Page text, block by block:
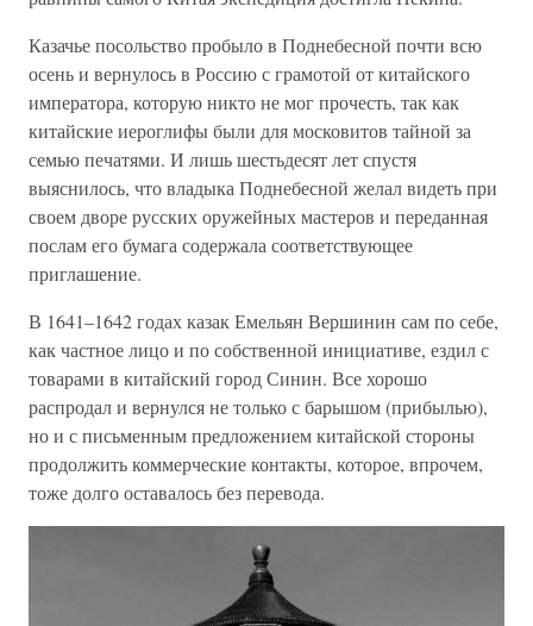
Казачье посольство пробыло в Поднебесной почти всю
осень и вернулось в Россию с грамотой от китайского
императора, которую никто не мог прочесть, так как
китайские иероглифы были для московитов тайной за
семью печатями. И лишь шестьдесят лет спустя
выяснилось, что владыка Поднебесной желал видеть при
своем дворе русских оружейных мастеров и переданная
послам его бумага содержала соответствующее
приглашение.
В 1641–1642 годах казак Емельян Вершинин сам по себе,
как частное лицо и по собственной инициативе, ездил с
товарами в китайский город Синин. Все хорошо
распродал и вернулся не только с барышом (прибылью),
но и с письменным предложением китайской стороны
продолжить коммерческие контакты, которое, впрочем,
тоже долго оставалось без перевода.